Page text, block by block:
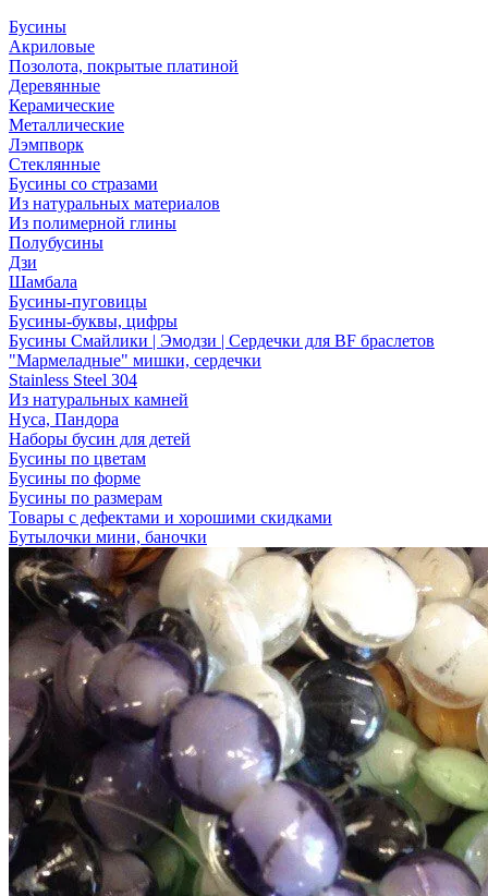
Бусины
Акриловые
Позолота, покрытые платиной
Деревянные
Керамические
Металлические
Лэмпворк
Стеклянные
Бусины со стразами
Из натуральных материалов
Из полимерной глины
Полубусины
Дзи
Шамбала
Бусины-пуговицы
Бусины-буквы, цифры
Бусины Смайлики | Эмодзи | Сердечки для BF браслетов
"Мармеладные" мишки, сердечки
Stainless Steel 304
Из натуральных камней
Нуса, Пандора
Наборы бусин для детей
Бусины по цветам
Бусины по форме
Бусины по размерам
Товары с дефектами и хорошими скидками
Бутылочки мини, баночки